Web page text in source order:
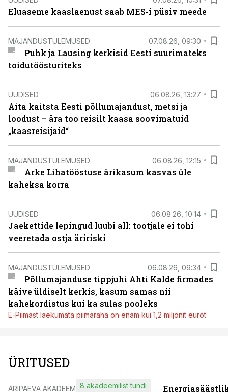
Eluaseme kaaslaenust saab MES-i püsiv meede
MAJANDUSTULEMUSED 07.08.26, 09:30
Puhk ja Lausing kerkisid Eesti suurimateks
toidutöösturiteks
UUDISED 06.08.26, 13:27
Aita kaitsta Eesti põllumajandust, metsi ja
loodust – ära too reisilt kaasa soovimatuid
„kaasreisijaid“
MAJANDUSTULEMUSED 06.08.26, 12:15
Arke Lihatööstuse ärikasum kasvas üle
kaheksa korra
UUDISED 06.08.26, 10:14
Jaekettide lepingud luubi all: tootjale ei tohi
veeretada ostja äririski
MAJANDUSTULEMUSED 06.08.26, 09:34
Põllumajanduse tippjuhi Ahti Kalde firmades
käive üldiselt kerkis, kasum samas nii
kahekordistus kui ka sulas pooleks
E-Piimast laekumata piimaraha on enam kui 1,2 miljonit eurot
ÜRITUSED
ÄRIPÄEVA AKADEEMIA8 akadeemilist tundi